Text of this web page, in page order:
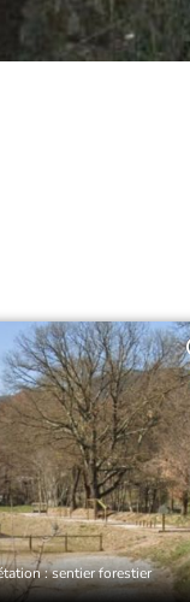
: sentier forestier